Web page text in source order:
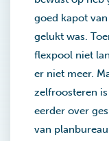
goed kapot
gelukt was.
flexpool niet
er niet meer.
zelfroosteren
eerder over
van